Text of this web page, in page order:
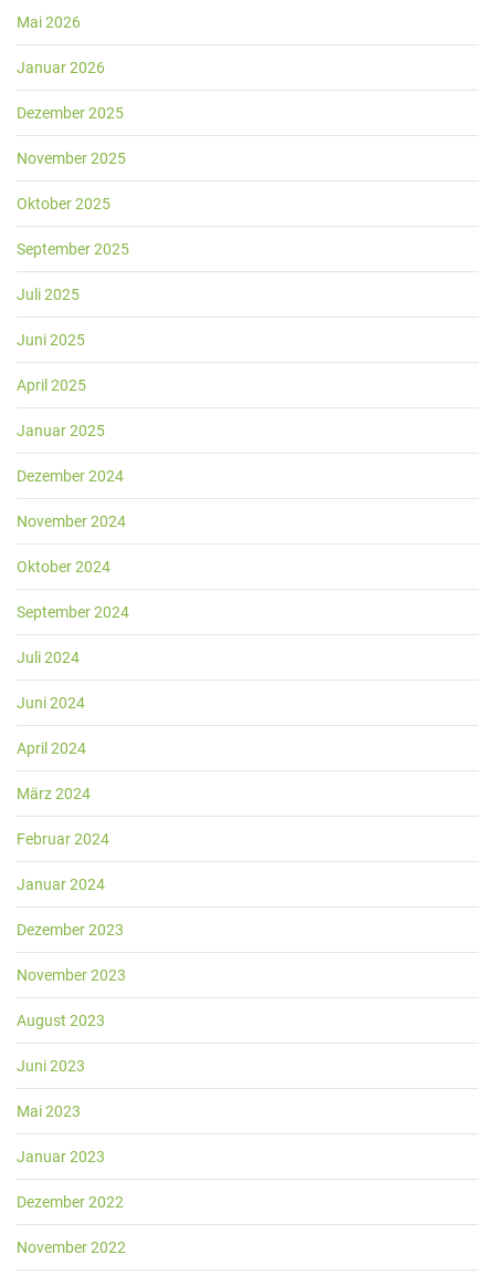
Mai 2026
Januar 2026
Dezember 2025
November 2025
Oktober 2025
September 2025
Juli 2025
Juni 2025
April 2025
Januar 2025
Dezember 2024
November 2024
Oktober 2024
September 2024
Juli 2024
Juni 2024
April 2024
März 2024
Februar 2024
Januar 2024
Dezember 2023
November 2023
August 2023
Juni 2023
Mai 2023
Januar 2023
Dezember 2022
November 2022